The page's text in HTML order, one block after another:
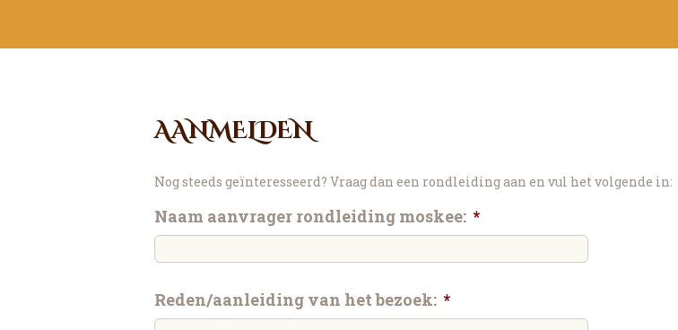
AANMELDEN
Nog steeds geïnteresseerd? Vraag dan een rondleiding aan en vul het volgende in:
Naam aanvrager rondleiding moskee: *
Reden/aanleiding van het bezoek: *